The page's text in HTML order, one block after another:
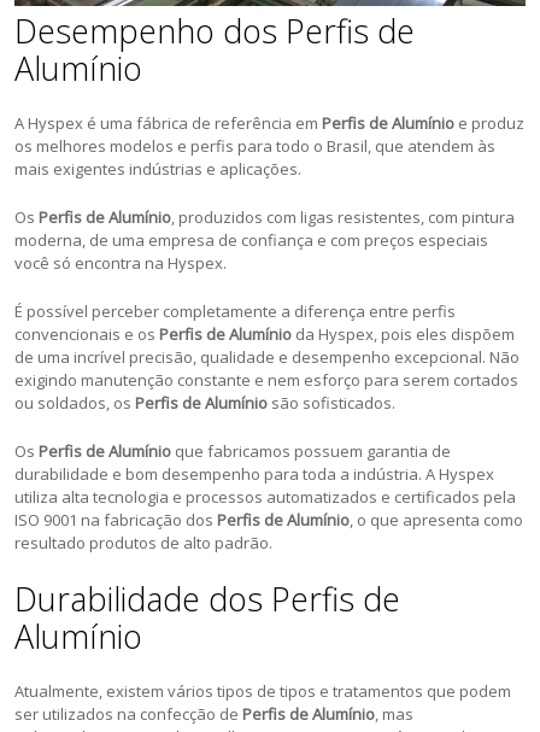
Desempenho dos Perfis de
Alumínio
A Hyspex é uma fábrica de referência em Perfis de Alumínio e produz
os melhores modelos e perfis para todo o Brasil, que atendem às
mais exigentes indústrias e aplicações.
Os Perfis de Alumínio, produzidos com ligas resistentes, com pintura
moderna, de uma empresa de confiança e com preços especiais
você só encontra na Hyspex.
É possível perceber completamente a diferença entre perfis
convencionais e os Perfis de Alumínio da Hyspex, pois eles dispõem
de uma incrível precisão, qualidade e desempenho excepcional. Não
exigindo manutenção constante e nem esforço para serem cortados
ou soldados, os Perfis de Alumínio são sofisticados.
Os Perfis de Alumínio que fabricamos possuem garantia de
durabilidade e bom desempenho para toda a indústria. A Hyspex
utiliza alta tecnologia e processos automatizados e certificados pela
ISO 9001 na fabricação dos Perfis de Alumínio, o que apresenta como
resultado produtos de alto padrão.
Durabilidade dos Perfis de
Alumínio
Atualmente, existem vários tipos de tipos e tratamentos que podem
ser utilizados na confecção de Perfis de Alumínio, mas